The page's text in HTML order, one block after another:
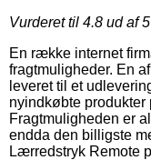
Vurderet til 4.8 ud af
En række internet
fragtmuligheder. En
leveret til et
nyindkøbte produkter
Fragtmuligheden er
endda den billigste
Lærredstryk Remote